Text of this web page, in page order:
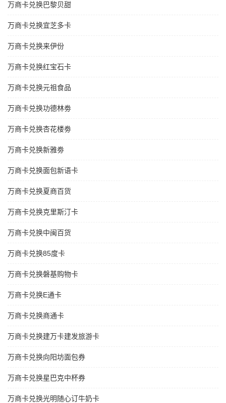
万商卡兑换巴黎贝甜
万商卡兑换宜芝多卡
万商卡兑换来伊份
万商卡兑换红宝石卡
万商卡兑换元祖食品
万商卡兑换功德林劵
万商卡兑换杏花楼劵
万商卡兑换新雅劵
万商卡兑换面包新语卡
万商卡兑换夏商百货
万商卡兑换克里斯汀卡
万商卡兑换中闽百货
万商卡兑换85度卡
万商卡兑换磐基购物卡
万商卡兑换E通卡
万商卡兑换商通卡
万商卡兑换建万卡建发旅游卡
万商卡兑换向阳坊面包券
万商卡兑换星巴克中杯券
万商卡兑换光明随心订牛奶卡